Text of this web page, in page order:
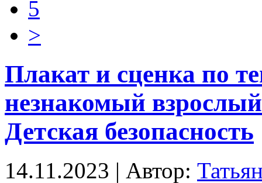
5
>
Плакат и сценка по
незнакомый
Детская безопасность
14.11.2023 | Автор: